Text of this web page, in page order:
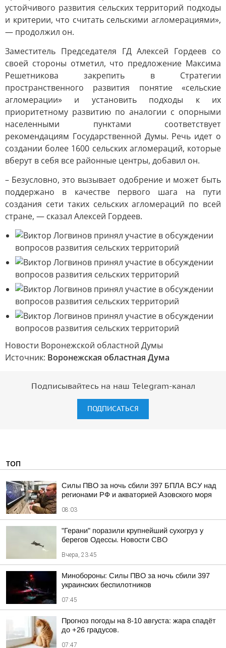
устойчивого развития сельских территорий подходы
и критерии, что считать сельскими агломерациями»,
— продолжил он.
Заместитель Председателя ГД Алексей Гордеев со
своей стороны отметил, что предложение Максима
Решетникова закрепить в Стратегии
пространственного развития понятие «сельские
агломерации» и установить подходы к их
приоритетному развитию по аналогии с опорными
населенными пунктами соответствует
рекомендациям Государственной Думы. Речь идет о
создании более 1600 сельских агломераций, которые
вберут в себя все районные центры, добавил он.
– Безусловно, это вызывает одобрение и может быть
поддержано в качестве первого шага на пути
создания сети таких сельских агломераций по всей
стране, — сказал Алексей Гордеев.
Новости Воронежской областной Думы
Источник: Воронежская областная Дума
Подписывайтесь на наш Telegram-канал
ПОДПИСАТЬСЯ
ТОП
Силы ПВО за ночь сбили 397 БПЛА ВСУ над
регионами РФ и акваторией Азовского моря
08:03
"Герани" поразили крупнейший сухогруз у
берегов Одессы. Новости СВО
Вчера, 23:45
Минобороны: Силы ПВО за ночь сбили 397
украинских беспилотников
07:45
Прогноз погоды на 8-10 августа: жара спадёт
до +26 градусов.
07:47